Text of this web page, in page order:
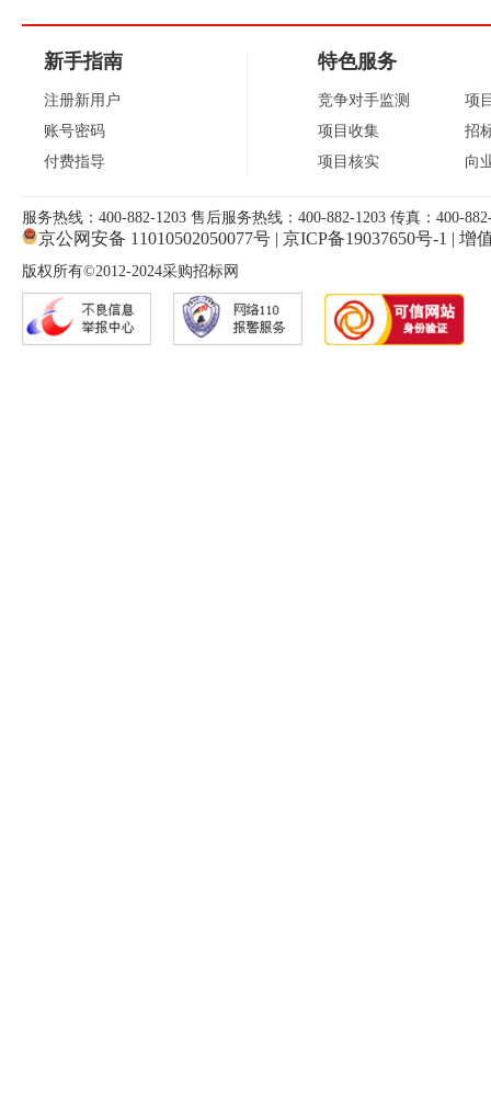
新手指南
注册新用户
账号密码
付费指导
特色服务
竞争对手监测
项目收集
项目核实
项
招
向
服务热线：400-882-1203 售后服务热线：400-882-1203 传真：400-
京公网安备 11010502050077号 | 京ICP备19037650号-1 | 增
版权所有©2012-2024采购招标网